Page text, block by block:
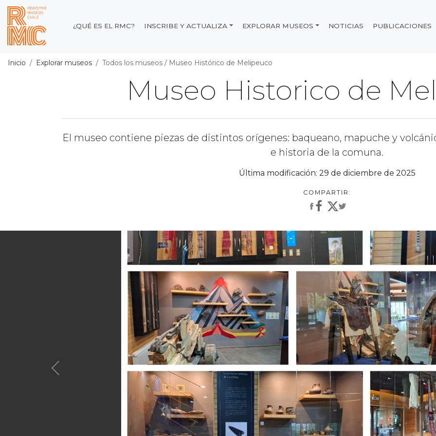
Contenido principal
Registro de Museos de Chile
¿QUÉ ES EL RMC? INSCRIBE Y ACTUALIZA EXPLORAR MUSEOS NOTICIAS PUBLICACIONES
Inicio Explorar museos Todos los museos / Museo Histórico de Melipeuco
Museo Historico de
El museo contiene piezas de distintos orígenes: baqueano, mapuche y
e historia de la comuna.
Última modificación: 29 de diciembre de 2025
Anterior